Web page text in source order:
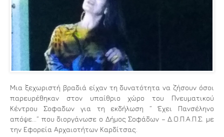
Μια ξεχωριστή βραδιά είχαν τη δυνατότητα να ζήσουν όσοι
παρευρέθηκαν στον υπαίθριο χώρο του Πνευματικού
Κέντρου Σοφαδων για τη εκδήλωση ” Έχει Πανσέληνο
απόψε…” που διοργάνωσε ο Δήμος Σοφάδων – Δ.Ο.Π.Α.Π.Σ. με
την Εφορεία Αρχαιοτήτων Καρδίτσας.